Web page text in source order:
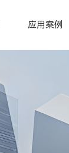
应用案例